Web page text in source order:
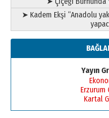
➤ Kadem Ekşi “Anadolu
Yayın
Erzurum
Kartal